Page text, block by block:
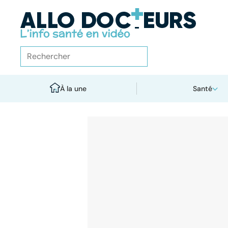
À la une Santé